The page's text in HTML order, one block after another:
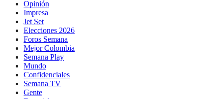
Opinión
Impresa
Jet Set
Elecciones 2026
Foros Semana
Mejor Colombia
Semana Play
Mundo
Confidenciales
Semana TV
Gente